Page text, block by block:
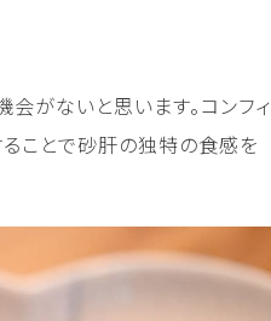
がないと思います。コンフィ
ことで砂肝の独特の食感を